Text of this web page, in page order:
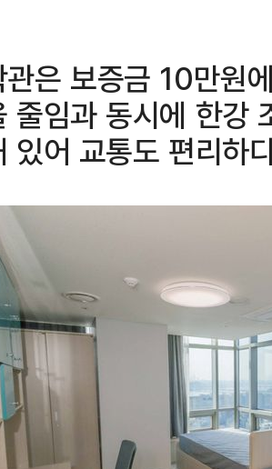
은 보증금 10만원
줄임과 동시에 한강
있어 교통도 편리하